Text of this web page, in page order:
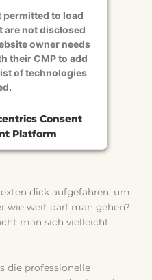
permitted to load
are not disclosed
owner needs
their CMP to add
of technologies
Consent
Platform
dick aufgefahren, um
wie weit darf man gehen?
man sich vielleicht
die professionelle